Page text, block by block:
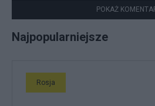
POKAŻ
Najpopularniejsze
Rosja